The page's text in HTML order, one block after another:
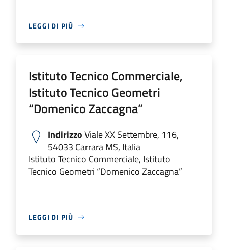
LEGGI DI PIÙ
Istituto Tecnico Commerciale,
Istituto Tecnico Geometri
“Domenico Zaccagna”
IndirizzoViale XX Settembre, 116,
54033 Carrara MS, Italia
Istituto Tecnico Commerciale, Istituto
Tecnico Geometri “Domenico Zaccagna”
LEGGI DI PIÙ